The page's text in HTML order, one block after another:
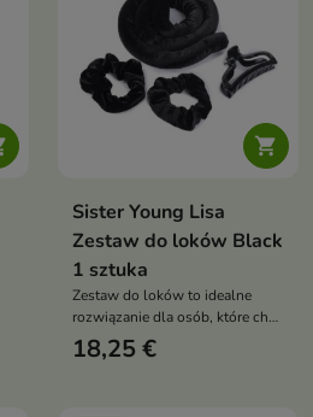

Sister Young Lisa
Zestaw do loków Black
1 sztuka
Zestaw do loków to idealne
rozwiązanie dla osób, które chcą
uzyskać piękne, sprężyste loki
lub naturalne fale
18,25 €